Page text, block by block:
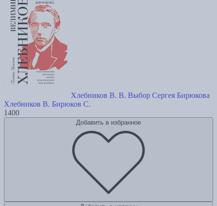
Хлебников В. В. Выбор Сергея Бирюкова
Хлебников В. Бирюков С.
1400
Добавить в избранное